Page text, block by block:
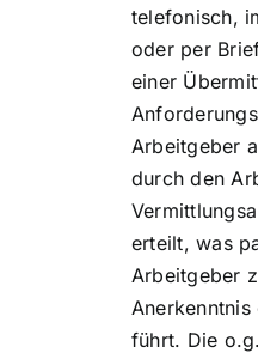
telefonisch,
oder per
einer
Arbeitgeber
durch den
erteilt, was
Arbeitgeber
führt. Die